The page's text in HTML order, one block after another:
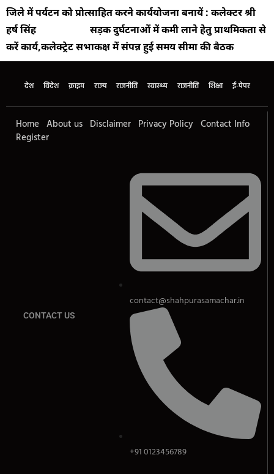
जिले में पर्यटन को प्रोत्साहित करने कार्ययोजना बनायें : कलेक्टर श्री
हर्ष सिंह सड़क दुर्घटनाओं में कमी लाने हेतु प्राथमिकता से
करें कार्य,कलेक्ट्रेट सभाकक्ष में संपन्न हुई समय सीमा की बैठक
देश विदेश क्राइम राज्य राजनीति स्वास्थ्य राजनीति शिक्षा ई-पेपर
Home About us Disclaimer Privacy Policy Contact Info
Register
CONTACT US
contact@shahpurasamachar.in
+91 0123456789